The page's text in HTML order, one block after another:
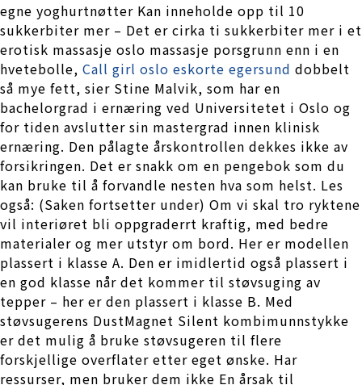
egne yoghurtnøtter Kan inneholde opp til 10
sukkerbiter mer – Det er cirka ti sukkerbiter mer i et
erotisk massasje oslo massasje porsgrunn enn i en
hvetebolle, Call girl oslo eskorte egersund dobbelt
så mye fett, sier Stine Malvik, som har en
bachelorgrad i ernæring ved Universitetet i Oslo og
for tiden avslutter sin mastergrad innen klinisk
ernæring. Den pålagte årskontrollen dekkes ikke av
forsikringen. Det er snakk om en pengebok som du
kan bruke til å forvandle nesten hva som helst. Les
også: (Saken fortsetter under) Om vi skal tro ryktene
vil interiøret bli oppgraderrt kraftig, med bedre
materialer og mer utstyr om bord. Her er modellen
plassert i klasse A. Den er imidlertid også plassert i
en god klasse når det kommer til støvsuging av
tepper – her er den plassert i klasse B. Med
støvsugerens DustMagnet Silent kombimunnstykke
er det mulig å bruke støvsugeren til flere
forskjellige overflater etter eget ønske. Har
ressurser, men bruker dem ikke En årsak til